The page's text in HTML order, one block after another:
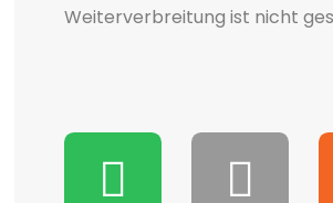
Weiterverbreitung ist nicht